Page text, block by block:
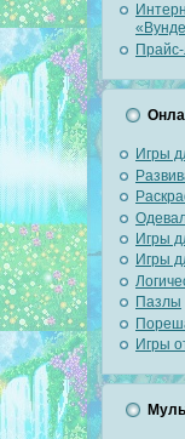
Игры
Игры
Игры
Пазлы
Игры